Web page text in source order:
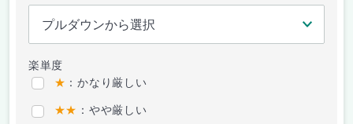
楽単度
★ ：かなり厳しい
★★ ：やや厳しい